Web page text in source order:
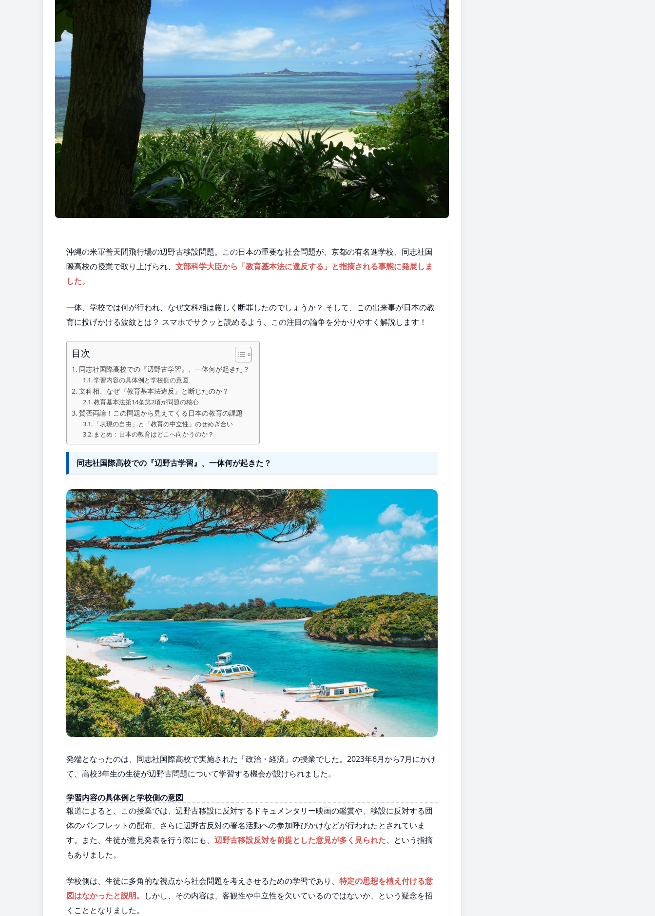
沖縄の米軍普天間飛行場の辺野古移設問題。この日本の重要な社会問題が、京都の有名進学校、同志社国
際高校の授業で取り上げられ、 文部科学大臣から「教育基本法に違反する」と指摘される事態に発展しま
した。
一体、学校では何が行われ、なぜ文科相は厳しく断罪したのでしょうか？ そして、この出来事が日本の教
育に投げかける波紋とは？ スマホでサクッと読めるよう、この注目の論争を分かりやすく解説します！
目次
同志社国際高校での『辺野古学習』、一体何が起きた？
学習内容の具体例と学校側の意図
文科相、なぜ『教育基本法違反』と断じたのか？
教育基本法第14条第2項が問題の核心
賛否両論！この問題から見えてくる日本の教育の課題
「表現の自由」と「教育の中立性」のせめぎ合い
まとめ：日本の教育はどこへ向かうのか？
同志社国際高校での『辺野古学習』、一体何が起きた？
発端となったのは、同志社国際高校で実施された「政治・経済」の授業でした。2023年6月から7月にかけ
て、高校3年生の生徒が辺野古問題について学習する機会が設けられました。
学習内容の具体例と学校側の意図
報道によると、この授業では、辺野古移設に反対するドキュメンタリー映画の鑑賞や、移設に反対する団
体のパンフレットの配布、さらに辺野古反対の署名活動への参加呼びかけなどが行われたとされていま
す。また、生徒が意見発表を行う際にも、 辺野古移設反対を前提とした意見が多く見られた、 という指摘
もありました。
学校側は、生徒に多角的な視点から社会問題を考えさせるための学習であり、 特定の思想を植え付ける意
図はなかったと説明。 しかし、その内容は、客観性や中立性を欠いているのではないか、という疑念を招
くこととなりました。